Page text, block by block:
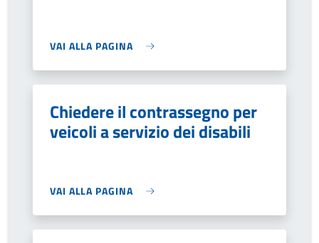
VAI ALLA PAGINA
Chiedere il contrassegno per
veicoli a servizio dei disabili
VAI ALLA PAGINA